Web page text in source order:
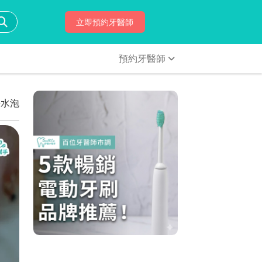
立即預約牙醫師
預約牙醫師
泡